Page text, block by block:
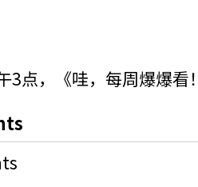
3点，《哇，每周爆爆看